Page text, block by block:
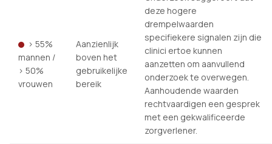
> 55%
mannen /
> 50%
vrouwen
Aanzienlijk
boven het
gebruikelijke
bereik
deze hogere
drempelwaarden
specifiekere signalen zijn die
clinici ertoe kunnen
aanzetten om aanvullend
onderzoek te overwegen.
Aanhoudende waarden
rechtvaardigen een gesprek
met een gekwalificeerde
zorgverlener.